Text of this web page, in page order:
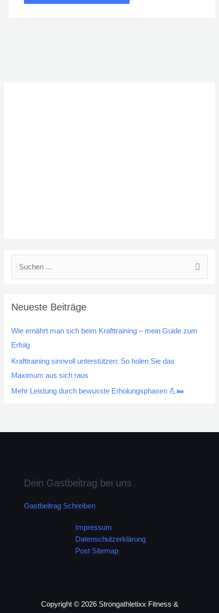
h
e
n
Neueste Beiträge
Wie ernährt man sich beim Krafttraining – mein Guide zum
Erfolg
Krafttraining sinnvoll unterstützen: So holen Sie das
Maximum aus sich raus
Mehr Leistung durch bewusste Erholungsphasen 💪🛌
Dein Gastbeitrag bei uns
Gastbeitrag Schreiben
Impressum
Datenschutzerklärung
Post Sitemap
Copyright © 2026 Strongathletixx Fitness &